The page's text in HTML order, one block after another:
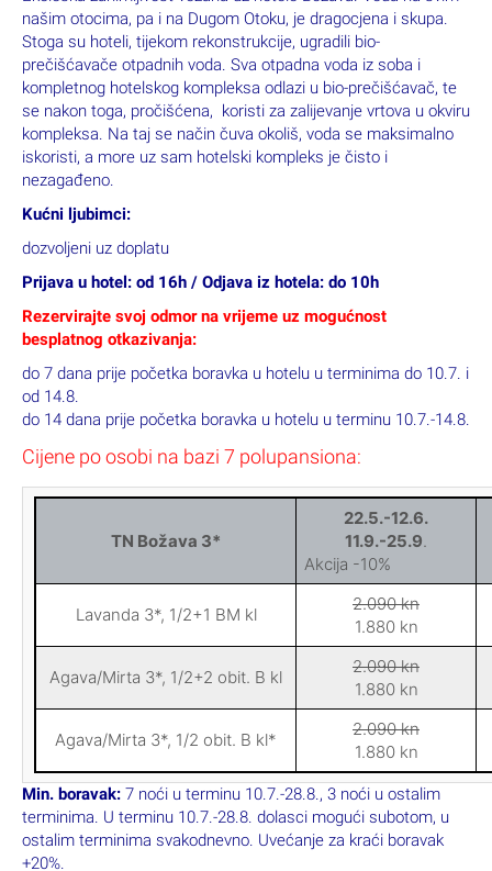
našim otocima, pa i na Dugom Otoku, je dragocjena i skupa.
Stoga su hoteli, tijekom rekonstrukcije, ugradili bio-
prečišćavače otpadnih voda. Sva otpadna voda iz soba i
kompletnog hotelskog kompleksa odlazi u bio-prečišćavač, te
se nakon toga, pročišćena, koristi za zalijevanje vrtova u okviru
kompleksa. Na taj se način čuva okoliš, voda se maksimalno
iskoristi, a more uz sam hotelski kompleks je čisto i
nezagađeno.
Kućni ljubimci:
dozvoljeni uz doplatu
Prijava u hotel: od 16h / Odjava iz hotela: do 10h
Rezervirajte svoj odmor na vrijeme uz mogućnost
besplatnog otkazivanja:
do 7 dana prije početka boravka u hotelu u terminima do 10.7. i
od 14.8.
do 14 dana prije početka boravka u hotelu u terminu 10.7.-14.8.
Cijene po osobi na bazi 7 polupansiona:
TN Božava 3*
22.5.-12.6.
11.9.-25.9.
Akcija -10%
Lavanda 3*, 1/2+1 BM kl
2.090 kn
1.880 kn
Agava/Mirta 3*, 1/2+2 obit. B kl
2.090 kn
1.880 kn
Agava/Mirta 3*, 1/2 obit. B kl*
2.090 kn
1.880 kn
Min. boravak: 7 noći u terminu 10.7.-28.8., 3 noći u ostalim
terminima. U terminu 10.7.-28.8. dolasci mogući subotom, u
ostalim terminima svakodnevno. Uvećanje za kraći boravak
+20%.